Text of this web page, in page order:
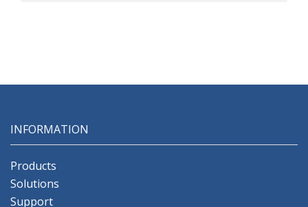
INFORMATION
Products
Solutions
Support